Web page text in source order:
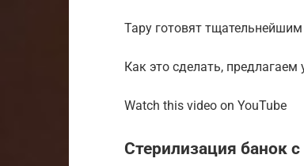
Тару готовят
Как это сделать,
Watch this video on YouTube
Стерилизация банок